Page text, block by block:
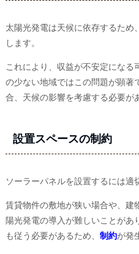
太陽光発電は天候に依存するため、
します。
これにより、収益が不安定になる
の少ない地域ではこの問題が顕著
合、天候の影響を考慮する必要が
設置スペースの制約
ソーラーパネルを設置するには適
賃貸物件の敷地が狭い場合や、建
陽光発電の導入が難しいことがあ
も従う必要があるため、 制約が発